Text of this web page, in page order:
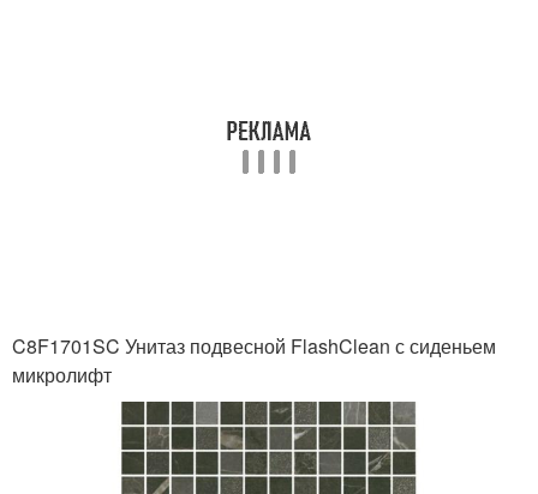
C8F1701SC Унитаз подвесной FlashClean с сиденьем
микролифт